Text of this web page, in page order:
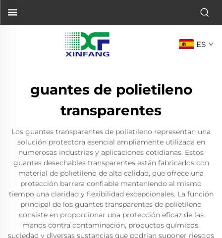
ES
guantes de polietileno
transparentes
Los guantes transparentes de polietileno representan una
solución protectora esencial ampliamente utilizada en
numerosas industrias y aplicaciones cotidianas. Estos
guantes desechables transparentes están fabricados con
material de polietileno de alta calidad, que ofrece una
protección barrera confiable manteniendo al mismo
tiempo una claridad y flexibilidad excepcionales. La función
principal de los guantes transparentes de polietileno
consiste en proporcionar una protección eficaz de las
manos contra contaminación, productos químicos,
suciedad y diversas sustancias que podrían suponer riesgos